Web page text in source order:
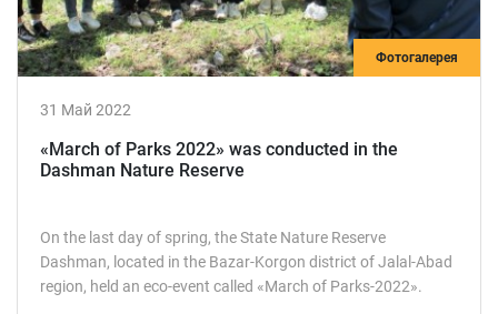
Фотогалерея
31 Май 2022
«March of Parks 2022» was conducted in the
Dashman Nature Reserve
On the last day of spring, the State Nature Reserve
Dashman, located in the Bazar-Korgon district of Jalal-Abad
region, held an eco-event called «March of Parks-2022».